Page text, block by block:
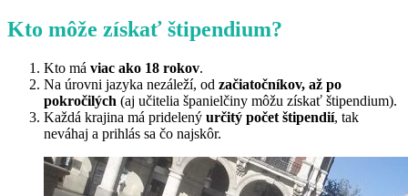
Kto môže získať štipendium?
Kto má viac ako 18 rokov.
Na úrovni jazyka nezáleží, od začiatočníkov, až po
pokročilých (aj učitelia španielčiny môžu získať štipendium).
Každá krajina má pridelený určitý počet štipendií, tak
neváhaj a prihlás sa čo najskôr.